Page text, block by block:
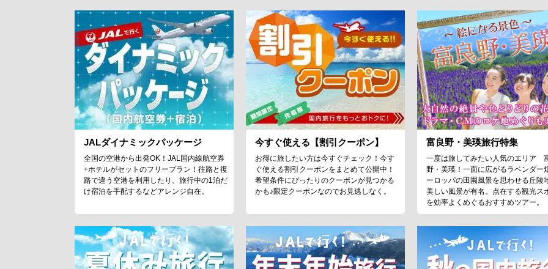
JALダイナミックパッケージ
全国の空港から出発OK！JAL国内線航空券
+ホテルがセットのフリープラン！往路と復
路で違う空港を利用したり、旅行中の1泊だ
け宿泊を手配するなどアレンジ自在。
今すぐ使える【割引クーポン】
お得に旅したい方は今すぐチェック！今す
ぐ使える割引クーポンをまとめて公開中！
希望条件にぴったりのクーポンが見つかる
かも♪限定クーポンなのでお見逃しなく。
富良野・美瑛旅行特集
一度は旅してみたい人気のエリア
野・美瑛！一面に広がるラベンダー
ーロッパの田園風景を思わせる丘陵
美しい風景が有名。点在する観光ス
を効率よくめぐるおすすめツアー。